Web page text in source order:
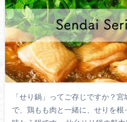
「せり鍋」ってご存じですか？
で、鶏もも肉と一緒に、せりを根